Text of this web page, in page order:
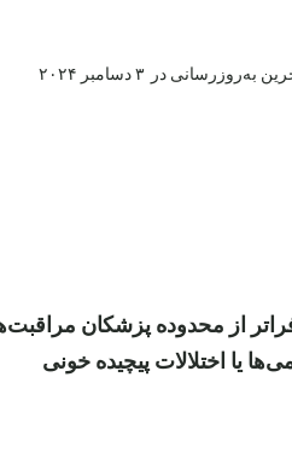
به‌روزرسانی در ۳ دسامبر ۲۰۲۴
از محدوده پزشکان
یا اختلالات پیچیده خونی